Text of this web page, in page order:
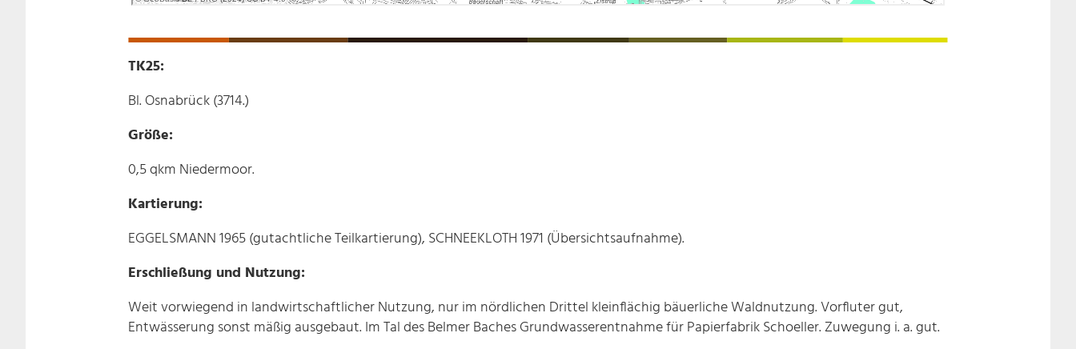
TK25:
Bl. Osnabrück (3714.)
Größe:
0,5 qkm Niedermoor.
Kartierung:
EGGELSMANN 1965 (gutachtliche Teilkartierung), SCHNEEKLOTH 1971 (Übersichtsaufnahme).
Erschließung und Nutzung:
Weit vorwiegend in landwirtschaftlicher Nutzung, nur im nördlichen Drittel kleinflächig bäuerliche Waldnutzung. Vorfluter gut,
Entwässerung sonst mäßig ausgebaut. Im Tal des Belmer Baches Grundwasserentnahme für Papierfabrik Schoeller. Zuwegung i. a. gut.